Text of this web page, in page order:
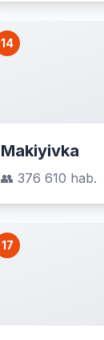
14
Makiyivka
👥 376 610 hab.
17